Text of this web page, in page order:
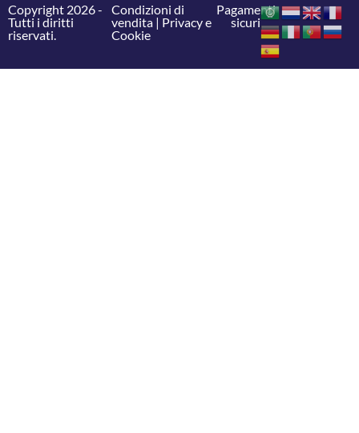
Copyright 2026 -
Tutti i diritti
riservati.
Condizioni di
vendita| Privacy e
Cookie
Pagamenti
sicuri